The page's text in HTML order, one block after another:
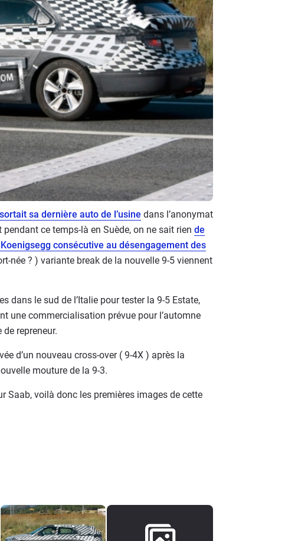
sortait sa dernière auto de l’usine dans l’anonymat
ce temps-là en Suède, on ne sait rien de
consécutive au désengagement des
née ? ) variante break de la nouvelle 9-5 viennent
dans le sud de l’Italie pour tester la 9-5 Estate,
une commercialisation prévue pour l’automne
repreneur.
d’un nouveau cross-over ( 9-4X ) après la
mouture de la 9-3.
Saab, voilà donc les premières images de cette